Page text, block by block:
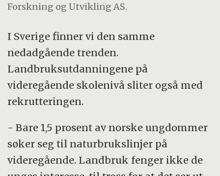
Forskning og Utvikling AS.
I Sverige finner vi den samme
nedadgående trenden.
Landbruksutdanningene på
videregående skolenivå sliter også med
rekrutteringen.
- Bare 1,5 prosent av norske ungdommer
søker seg til naturbrukslinjer på
videregående. Landbruk fenger ikke de